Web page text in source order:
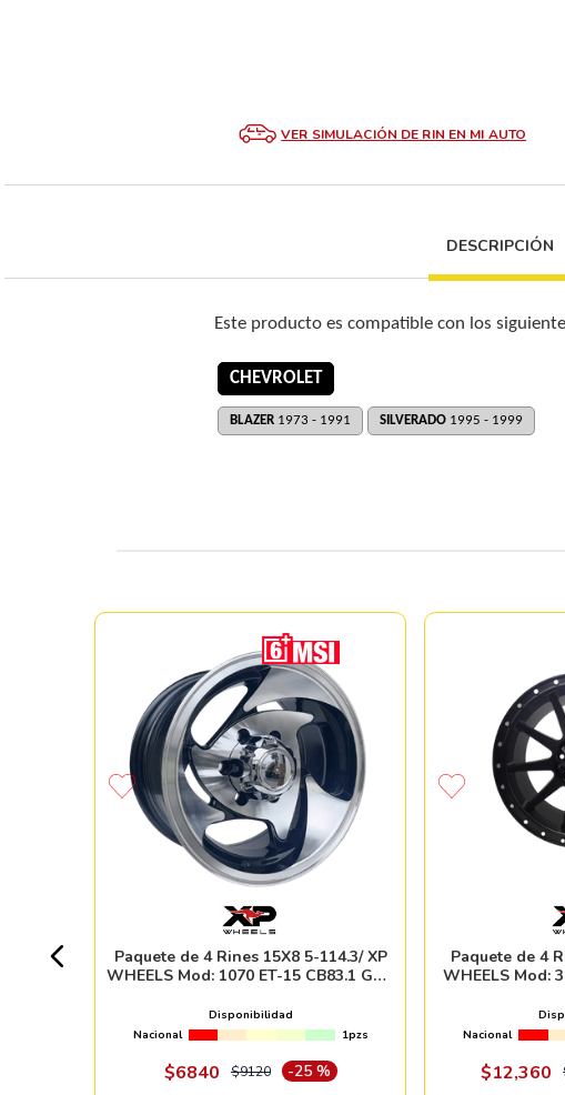
VER SIMULACIÓN DE RIN EN MI AUTO
DESCRIPCIÓN
Este producto es compatible con los
CHEVROLET
BLAZER 1973 - 1991 SILVERADO 1995 - 1999
Paquete de 4 Rines 15X8 5-114.3/ XP
WHEELS Mod: 1070 ET-15 CB83.1 GUN
Disponibilidad
Nacional
1pzs
$6840 $9120 -25 %
Paquete de 4
WHEELS Mod:
Nacional
$12,360